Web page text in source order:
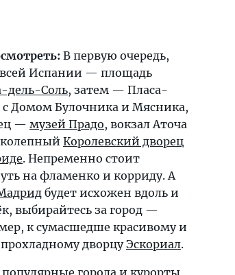
В первую очередь,
Испании — площадь
дель-Соль, затем — Пласа-
Домом Булочника и Мясника,
— музей Прадо, вокзал Аточа
Королевский дворец
. Непременно стоит
на фламенко и корриду. А
будет исхожен вдоль и
выбирайтесь за город —
к сумасшедше красивому и
прохладному дворцуЭскориал.